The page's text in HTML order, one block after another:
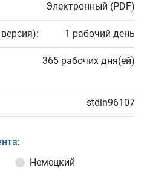
Электронный (PDF)
1 рабочий день
365 рабочих дня(ей)
stdin96107
Немецкий